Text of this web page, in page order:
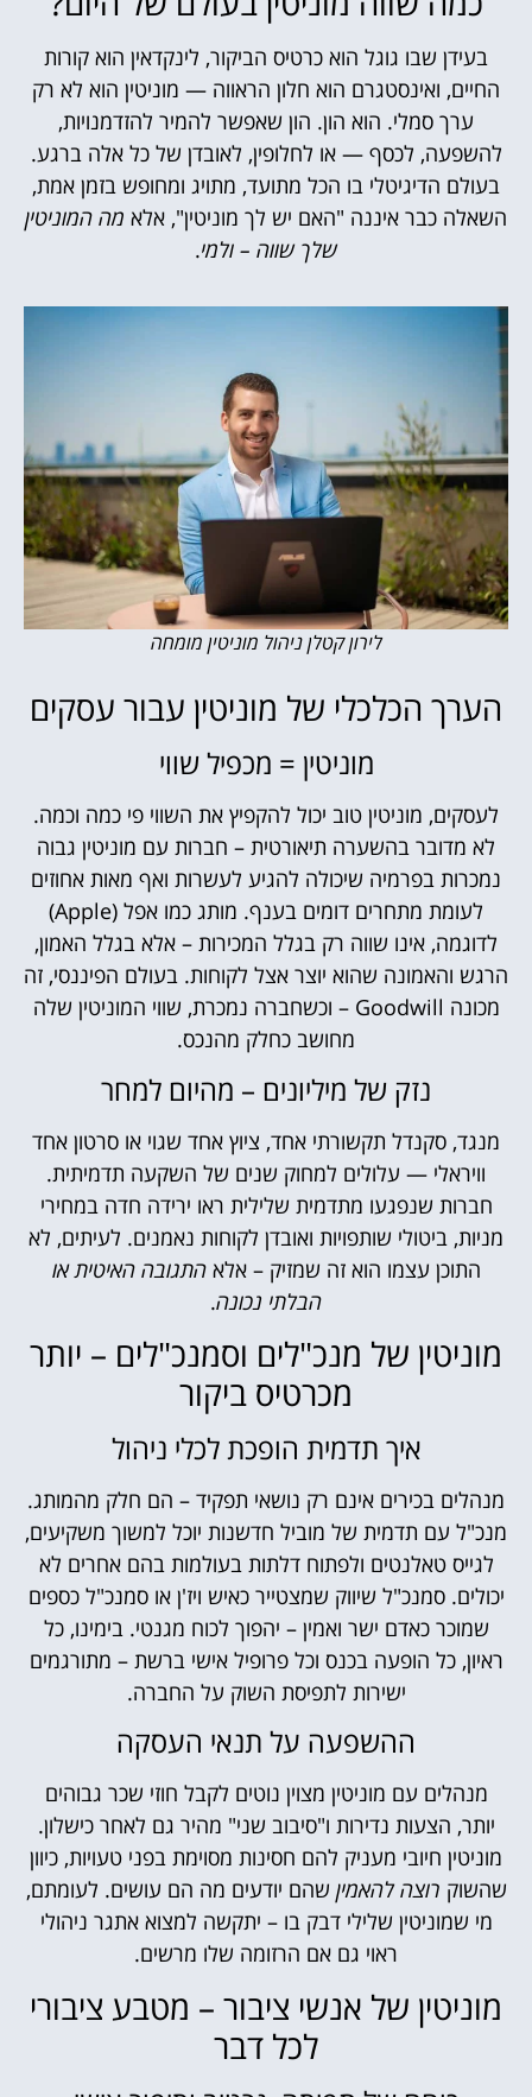
בעידן שבו גוגל הוא כרטיס הביקור, לינקדאין הוא קורות
החיים, ואינסטגרם הוא חלון הראווה — מוניטין הוא לא רק
ערך סמלי. הוא הון. הון שאפשר להמיר להזדמנויות,
להשפעה, לכסף — או לחלופין, לאובדן של כל אלה ברגע.
בעולם הדיגיטלי בו הכל מתועד, מתויג ומחופש בזמן אמת,
השאלה כבר איננה "האם יש לך מוניטין", אלא מה המוניטין
שלך שווה – ולמי.
לירון קטלן ניהול מוניטין מומחה
הערך הכלכלי של מוניטין עבור עסקים
מוניטין = מכפיל שווי
לעסקים, מוניטין טוב יכול להקפיץ את השווי פי כמה וכמה.
לא מדובר בהשערה תיאורטית – חברות עם מוניטין גבוה
נמכרות בפרמיה שיכולה להגיע לעשרות ואף מאות אחוזים
לעומת מתחרים דומים בענף. מותג כמו אפל (Apple)
לדוגמה, אינו שווה רק בגלל המכירות – אלא בגלל האמון,
הרגש והאמונה שהוא יוצר אצל לקוחות. בעולם הפיננסי, זה
מכונה Goodwill – וכשחברה נמכרת, שווי המוניטין שלה
מחושב כחלק מהנכס.
נזק של מיליונים – מהיום למחר
מנגד, סקנדל תקשורתי אחד, ציוץ אחד שגוי או סרטון אחד
וויראלי — עלולים למחוק שנים של השקעה תדמיתית.
חברות שנפגעו מתדמית שלילית ראו ירידה חדה במחירי
מניות, ביטולי שותפויות ואובדן לקוחות נאמנים. לעיתים, לא
התוכן עצמו הוא זה שמזיק – אלאהתגובה האיטית או
הבלתי נכונה.
מוניטין של מנכ"לים וסמנכ"לים – יותר
מכרטיס ביקור
איך תדמית הופכת לכלי ניהול
מנהלים בכירים אינם רק נושאי תפקיד – הם חלק מהמותג.
מנכ"ל עם תדמית של מוביל חדשנות יוכל למשוך משקיעים,
לגייס טאלנטים ולפתוח דלתות בעולמות בהם אחרים לא
יכולים. סמנכ"ל שיווק שמצטייר כאיש ויז'ן או סמנכ"ל כספים
שמוכר כאדם ישר ואמין – יהפוך לכוח מגנטי. בימינו, כל
ראיון, כל הופעה בכנס וכל פרופיל אישי ברשת – מתורגמים
ישירות לתפיסת השוק על החברה.
ההשפעה על תנאי העסקה
מנהלים עם מוניטין מצוין נוטים לקבל חוזי שכר גבוהים
יותר, הצעות נדירות ו"סיבוב שני" מהיר גם לאחר כישלון.
מוניטין חיובי מעניק להם חסינות מסוימת בפני טעויות, כיוון
שהשוק רוצה להאמין שהם יודעים מה הם עושים. לעומתם,
מי שמוניטין שלילי דבק בו – יתקשה למצוא אתגר ניהולי
ראוי גם אם הרזומה שלו מרשים.
מוניטין של אנשי ציבור – מטבע ציבורי
לכל דבר